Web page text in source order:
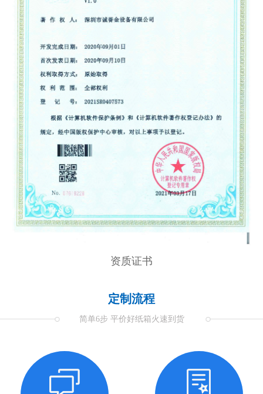
资质证书
定制流程
简单6步 平价好纸箱火速到货